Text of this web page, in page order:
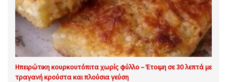
Ηπειρώτικη κουρκουτόπιτα χωρίς φύλλο – Έτοιμη σε 30 λεπτά με
τραγανή κρούστα και πλούσια γεύση